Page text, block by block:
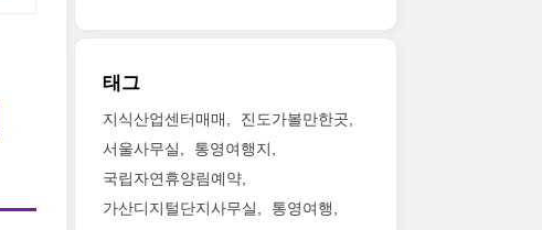
태그
지식산업센터매매
진도가볼만한곳
서울사무실
통영여행지
국립자연휴양림예약
가산디지털단지사무실
통영여행